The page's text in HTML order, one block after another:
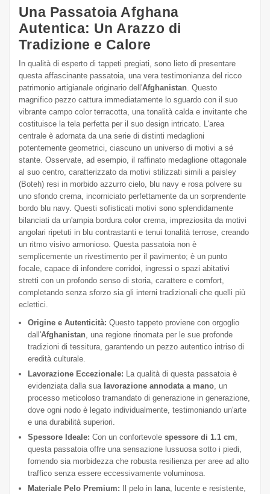
Una Passatoia Afghana
Autentica: Un Arazzo di
Tradizione e Calore
In qualità di esperto di tappeti pregiati, sono lieto di presentare
questa affascinante passatoia, una vera testimonianza del ricco
patrimonio artigianale originario dell'Afghanistan. Questo
magnifico pezzo cattura immediatamente lo sguardo con il suo
vibrante campo color terracotta, una tonalità calda e invitante che
costituisce la tela perfetta per il suo design intricato. L'area
centrale è adornata da una serie di distinti medaglioni
potentemente geometrici, ciascuno un universo di motivi a sé
stante. Osservate, ad esempio, il raffinato medaglione ottagonale
al suo centro, caratterizzato da motivi stilizzati simili a paisley
(Boteh) resi in morbido azzurro cielo, blu navy e rosa polvere su
uno sfondo crema, incorniciato perfettamente da un sorprendente
bordo blu navy. Questi sofisticati motivi sono splendidamente
bilanciati da un'ampia bordura color crema, impreziosita da motivi
angolari ripetuti in blu contrastanti e tenui tonalità terrose, creando
un ritmo visivo armonioso. Questa passatoia non è
semplicemente un rivestimento per il pavimento; è un punto
focale, capace di infondere corridoi, ingressi o spazi abitativi
stretti con un profondo senso di storia, carattere e comfort,
completando senza sforzo sia gli interni tradizionali che quelli più
eclettici.
Origine e Autenticità: Questo tappeto proviene con orgoglio
dall'Afghanistan, una regione rinomata per le sue profonde
tradizioni di tessitura, garantendo un pezzo autentico intriso di
eredità culturale.
Lavorazione Eccezionale: La qualità di questa passatoia è
evidenziata dalla sua lavorazione annodata a mano, un
processo meticoloso tramandato di generazione in generazione,
dove ogni nodo è legato individualmente, testimoniando un'arte
e una durabilità superiori.
Spessore Ideale: Con un confortevole spessore di 1.1 cm,
questa passatoia offre una sensazione lussuosa sotto i piedi,
fornendo sia morbidezza che robusta resilienza per aree ad alto
traffico senza essere eccessivamente voluminosa.
Materiale Pelo Premium: Il pelo in lana, lucente e resistente,